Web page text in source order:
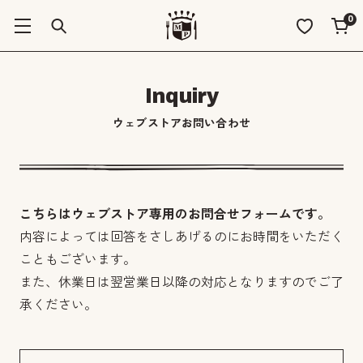
0
Inquiry
ウェブストアお問い合わせ
こちらはウェブストア専用のお問合せフォームです。
内容によっては回答をさしあげるのにお時間をいただく
こともございます。
また、休業日は翌営業日以降の対応となりますのでご了
承ください。